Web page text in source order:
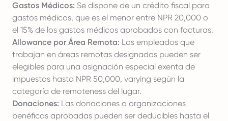
Gastos Médicos: Se dispone de un crédito fiscal para
gastos médicos, que es el menor entre NPR 20,000 o
el 15% de los gastos médicos aprobados con facturas.
Allowance por Área Remota: Los empleados que
trabajan en áreas remotas designadas pueden ser
elegibles para una asignación especial exenta de
impuestos hasta NPR 50,000, varying según la
categoría de remoteness del lugar.
Donaciones: Las donaciones a organizaciones
benéficas aprobadas pueden ser deducibles hasta el